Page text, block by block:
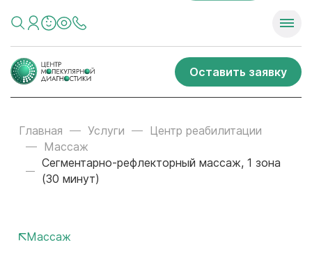
Оставить заявку
Главная Услуги
Центр реабилитации
Массаж
Сегментарно-рефлекторный массаж, 1 зона
(30 минут)
Массаж